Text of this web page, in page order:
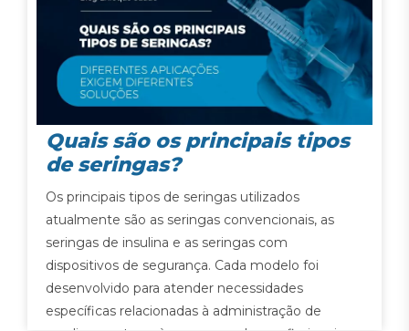
Quais são os principais tipos
de seringas?
Os principais tipos de seringas utilizados
atualmente são as seringas convencionais, as
seringas de insulina e as seringas com
dispositivos de segurança. Cada modelo foi
desenvolvido para atender necessidades
específicas relacionadas à administração de